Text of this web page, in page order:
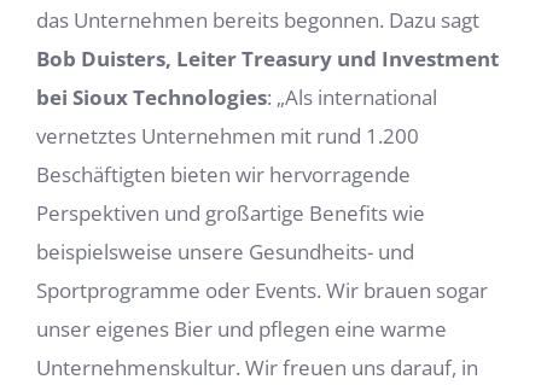
das Unternehmen bereits begonnen. Dazu sagt
Bob Duisters, Leiter Treasury und Investment
bei Sioux Technologies: „Als international
vernetztes Unternehmen mit rund 1.200
Beschäftigten bieten wir hervorragende
Perspektiven und großartige Benefits wie
beispielsweise unsere Gesundheits- und
Sportprogramme oder Events. Wir brauen sogar
unser eigenes Bier und pflegen eine warme
Unternehmenskultur. Wir freuen uns darauf, in